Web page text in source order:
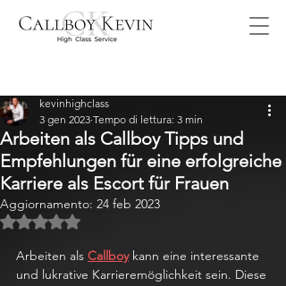
Arbeiten als Callboy Tipps und
Empfehlungen für eine erfolgreiche
Karriere als Escort für Frauen
kevinhighclass
3 gen 2023 Tempo di lettura: 3 min
Aggiornamento: 24 feb 2023
Valutazione NaN stelle su 5.
Arbeiten als Callboy kann eine interessante
und lukrative Karrieremöglichkeit sein. Diese